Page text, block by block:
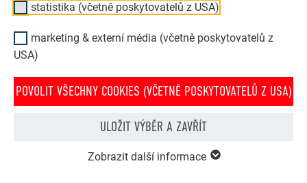
statistika (včetně poskytovatelů z USA)
marketing & externí média (včetně poskytovatelů z
USA)
POVOLIT VŠECHNY COOKIES (VČETNĚ POSKYTOVATELŮ Z USA)
ULOŽIT VÝBĚR A ZAVŘÍT
Zobrazit další informace
PREFA konfigurátor střechy & fasády
Navrhněte svůj dům (snů) pomocí PREFA online
konfigurátoru. Pro zajímavé ztvárnění střechy a fasády
si můžete vybírat z bohaté nabídky výrobků a barev.
NYNÍ ZÍSKEJTE INSPIRACI ZDARMA!